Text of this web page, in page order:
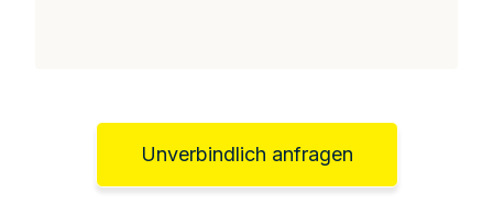
Unverbindlich anfragen